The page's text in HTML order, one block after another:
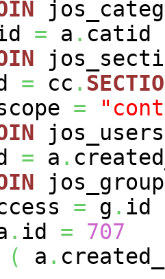
= a . catid
= cc .
=
= a .
= g . id
. id =
707
( a .